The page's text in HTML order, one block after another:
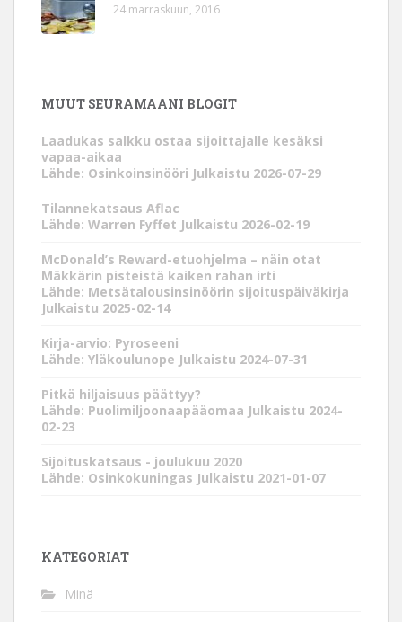
24 marraskuun, 2016
MUUT SEURAMAANI BLOGIT
Laadukas salkku ostaa sijoittajalle kesäksi
vapaa-aikaa
Lähde: Osinkoinsinööri Julkaistu 2026-07-29
Tilannekatsaus Aflac
Lähde: Warren Fyffet Julkaistu 2026-02-19
McDonald’s Reward-etuohjelma – näin otat
Mäkkärin pisteistä kaiken rahan irti
Lähde: Metsätalousinsinöörin sijoituspäiväkirja
Julkaistu 2025-02-14
Kirja-arvio: Pyroseeni
Lähde: Yläkoulunope Julkaistu 2024-07-31
Pitkä hiljaisuus päättyy?
Lähde: Puolimiljoonaapääomaa Julkaistu 2024-
02-23
Sijoituskatsaus - joulukuu 2020
Lähde: Osinkokuningas Julkaistu 2021-01-07
KATEGORIAT
Minä